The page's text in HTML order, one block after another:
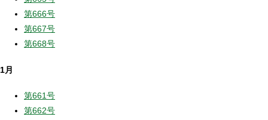
第666号
第667号
第668号
1月
第661号
第662号